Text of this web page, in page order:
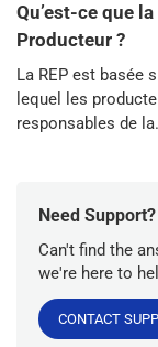
Qu’est-ce que
Producteur ?
La REP est basée
lequel les
responsables de
Need Support?
Can't find the
we're here to
CONTACT